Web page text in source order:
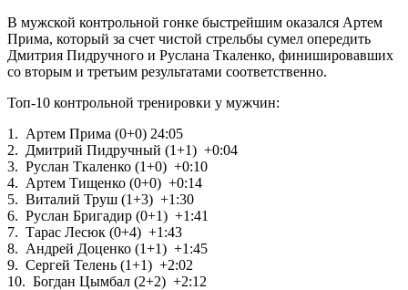
В мужской контрольной гонке быстрейшим оказался Артем
Прима, который за счет чистой стрельбы сумел опередить
Дмитрия Пидручного и Руслана Ткаленко, финишировавших
со вторым и третьим результатами соответственно.
Топ-10 контрольной тренировки у мужчин:
1. Артем Прима (0+0) 24:05
2. Дмитрий Пидручный (1+1) +0:04
3. Руслан Ткаленко (1+0) +0:10
4. Артем Тищенко (0+0) +0:14
5. Виталий Труш (1+3) +1:30
6. Руслан Бригадир (0+1) +1:41
7. Тарас Лесюк (0+4) +1:43
8. Андрей Доценко (1+1) +1:45
9. Сергей Телень (1+1) +2:02
10. Богдан Цымбал (2+2) +2:12